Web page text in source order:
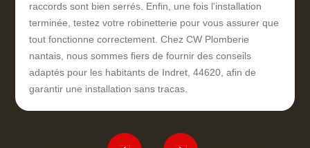
raccords sont bien serrés. Enfin, une fois l'installation
terminée, testez votre robinetterie pour vous assurer que
tout fonctionne correctement. Chez CW Plomberie
nantais, nous sommes fiers de fournir des conseils
adaptés pour les habitants de Indret, 44620, afin de
garantir une installation sans tracas.